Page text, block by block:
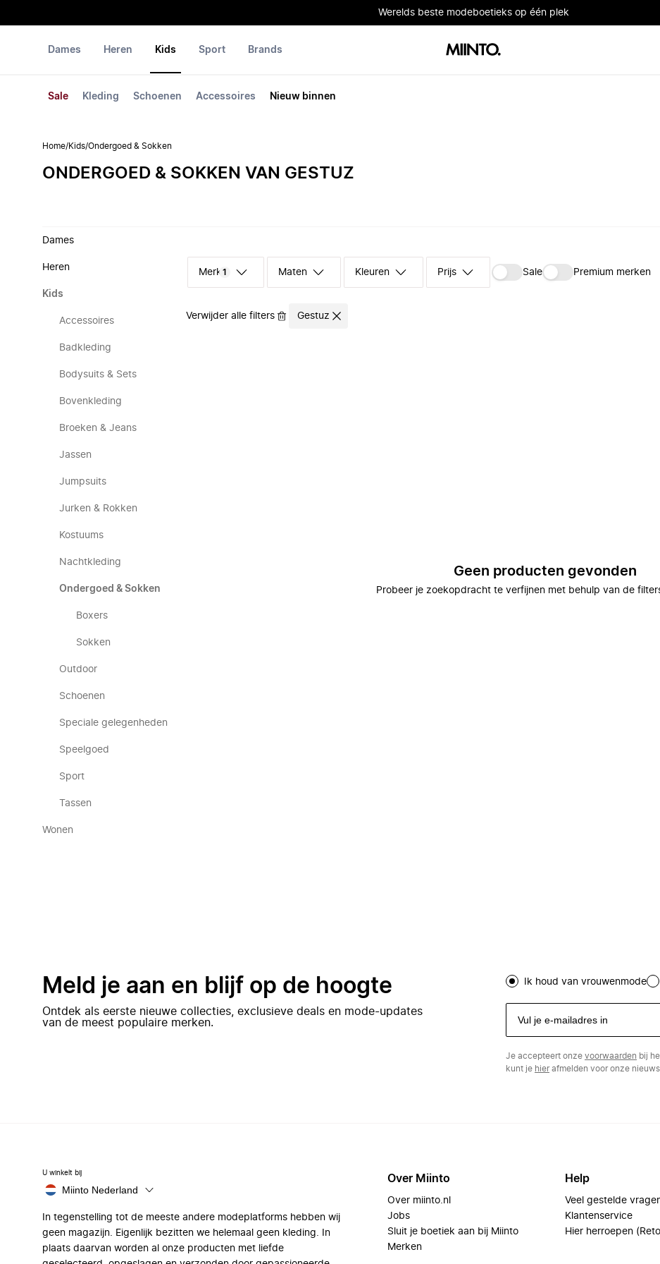
Werelds beste modeboetieks op één plek
Dames Heren Kids
Sale Kleding Schoenen Accessoires Nieuw binnen
Sport Brands
Home/Kids/Ondergoed & Sokken
ONDERGOED & SOKKEN VAN GESTUZ
Dames
Heren
Kids
Accessoires
Badkleding
Bodysuits & Sets
Bovenkleding
Broeken & Jeans
Jassen
Jumpsuits
Jurken & Rokken
Kostuums
Nachtkleding
Ondergoed & Sokken
Boxers
Sokken
Outdoor
Schoenen
Speciale gelegenheden
Speelgoed
Sport
Tassen
Wonen
Merk 1 Maten Kleuren Prijs Sale Premium merken
Verwijder alle filters Gestuz
Geen producten gevonden
Probeer je zoekopdracht te verfijnen met behulp van de
Meld je aan en blijf op de hoogte
Ontdek als eerste nieuwe collecties, exclusieve deals en mode-updates
van de meest populaire merken.
Ik houd van vrouwenmode
Je accepteert onze voorwaarden bij
kunt je hierafmelden voor onze
U winkelt bij
Miinto Nederland
In tegenstelling tot de meeste andere modeplatforms hebben wij
geen magazijn. Eigenlijk bezitten we helemaal geen kleding. In
plaats daarvan worden al onze producten met liefde
Over Miinto
Over miinto.nl
Jobs
Sluit je boetiek aan bij Miinto
Merken
Help
Veel gestelde
Klantenservice
Hier herroepen